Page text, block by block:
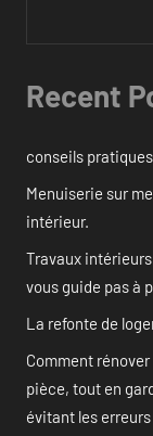
Recent
conseils
Menuiserie sur
intérieur.
Travaux
vous guide pas à
La refonte de
Comment
pièce, tout en
évitant les